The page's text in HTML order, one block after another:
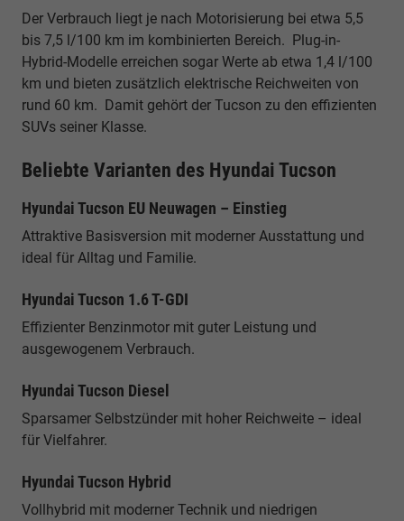
Der Verbrauch liegt je nach Motorisierung bei etwa 5,5
bis 7,5 l/100 km im kombinierten Bereich. Plug-in-
Hybrid-Modelle erreichen sogar Werte ab etwa 1,4 l/100
km und bieten zusätzlich elektrische Reichweiten von
rund 60 km. Damit gehört der Tucson zu den effizienten
SUVs seiner Klasse.
Beliebte Varianten des Hyundai Tucson
Hyundai Tucson EU Neuwagen – Einstieg
Attraktive Basisversion mit moderner Ausstattung und
ideal für Alltag und Familie.
Hyundai Tucson 1.6 T-GDI
Effizienter Benzinmotor mit guter Leistung und
ausgewogenem Verbrauch.
Hyundai Tucson Diesel
Sparsamer Selbstzünder mit hoher Reichweite – ideal
für Vielfahrer.
Hyundai Tucson Hybrid
Vollhybrid mit moderner Technik und niedrigen